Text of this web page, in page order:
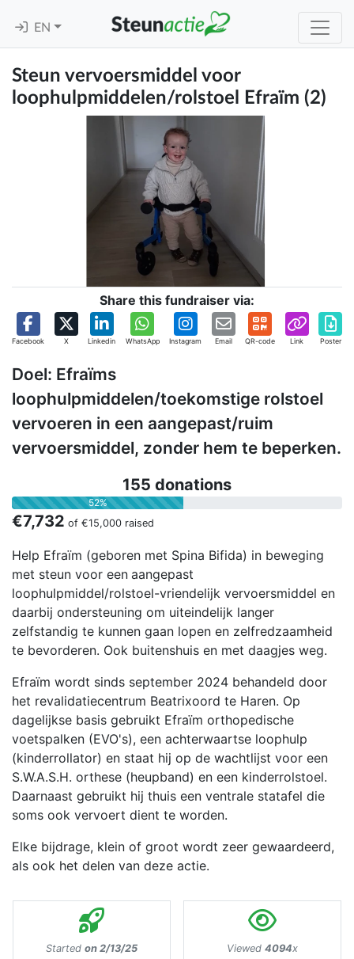
EN
Steun vervoersmiddel voor
loophulpmiddelen/rolstoel Efraïm (2)
Share this fundraiser via:
Facebook X Linkedin WhatsApp Instagram Email QR-code Link Poster
Doel: Efraïms
loophulpmiddelen/toekomstige rolstoel
vervoeren in een aangepast/ruim
vervoersmiddel, zonder hem te beperken.
155 donations
52%
€7,732 of €15,000 raised
Help Efraïm (geboren met Spina Bifida) in beweging
met steun voor een aangepast
loophulpmiddel/rolstoel-vriendelijk vervoersmiddel en
daarbij ondersteuning om uiteindelijk langer
zelfstandig te kunnen gaan lopen en zelfredzaamheid
te bevorderen. Ook buitenshuis en met daagjes weg.
Efraïm wordt sinds september 2024 behandeld door
het revalidatiecentrum Beatrixoord te Haren. Op
dagelijkse basis gebruikt Efraïm orthopedische
voetspalken (EVO's), een achterwaartse loophulp
(kinderrollator) en staat hij op de wachtlijst voor een
S.W.A.S.H. orthese (heupband) en een kinderrolstoel.
Daarnaast gebruikt hij thuis een ventrale statafel die
soms ook vervoert dient te worden.
Elke bijdrage, klein of groot wordt zeer gewaardeerd,
als ook het delen van deze actie.
Started on 2/13/25 Viewed 4094x